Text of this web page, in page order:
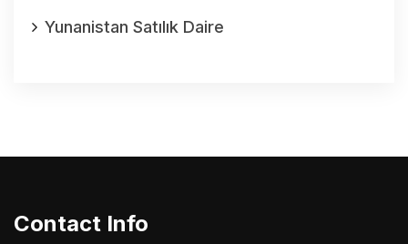
Yunanistan Satılık Daire
Contact Info